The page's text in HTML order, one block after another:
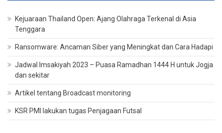
Kejuaraan Thailand Open: Ajang Olahraga Terkenal di Asia
Tenggara
Ransomware: Ancaman Siber yang Meningkat dan Cara Hadapi
Jadwal Imsakiyah 2023 – Puasa Ramadhan 1444 H untuk Jogja
dan sekitar
Artikel tentang Broadcast monitoring
KSR PMI lakukan tugas Penjagaan Futsal